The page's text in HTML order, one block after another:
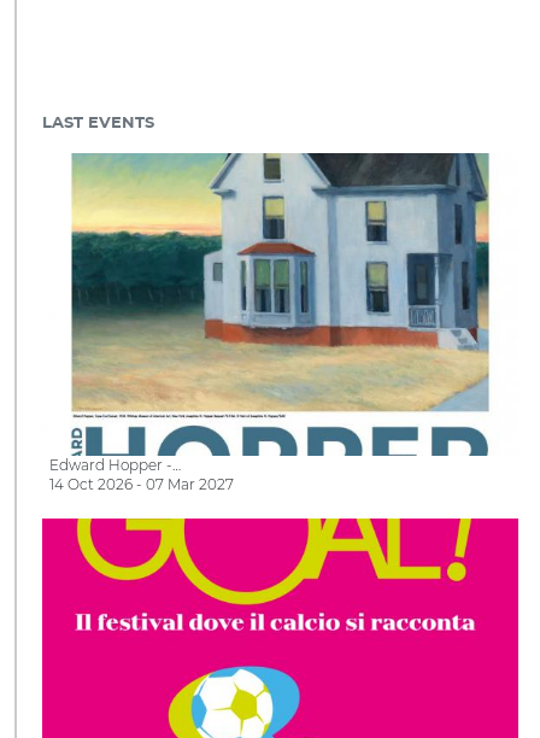
LAST EVENTS
Edward Hopper -…
14 Oct 2026 - 07 Mar 2027